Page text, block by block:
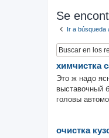
Se
Ir a búsqueda
химчистка
Это ж надо
выставочный
головы
очистка